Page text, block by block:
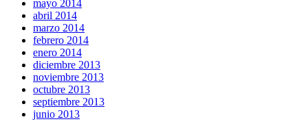
mayo 2014
abril 2014
marzo 2014
febrero 2014
enero 2014
diciembre 2013
noviembre 2013
octubre 2013
septiembre 2013
junio 2013